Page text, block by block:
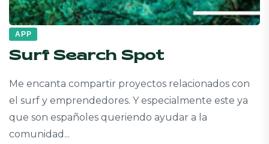
APP
Surf Search Spot
Me encanta compartir proyectos relacionados con
el surf y emprendedores. Y especialmente este ya
que son españoles queriendo ayudar a la
comunidad...